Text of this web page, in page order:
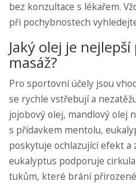
bez konzultace s lékařem.
při pochybnostech
Jaký olej je
masáž?
Pro sportovní účely jsou
se rychle vstřebují a
jojobový olej, mandlový olej
s přídavkem mentolu,
poskytuje ochlazující efekt a
eukalyptus podporuje
tukům, které brání